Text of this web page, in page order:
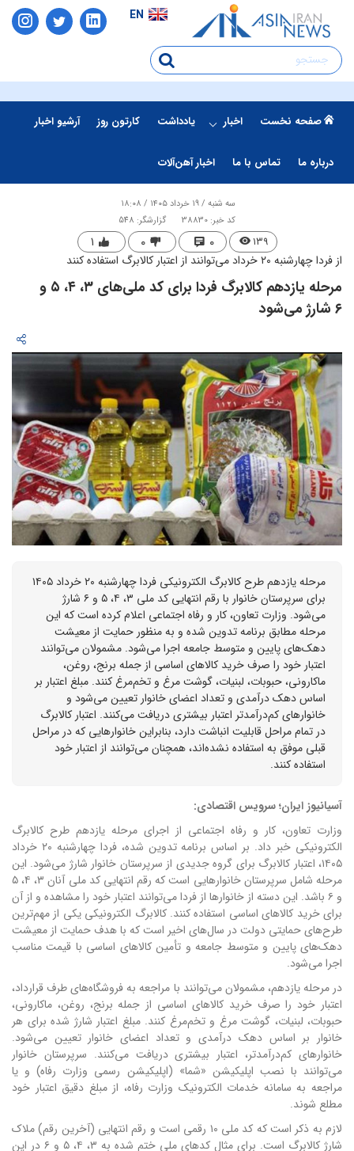
EN
صفحه نخست اخبار یادداشت کارتون روز آرشیو اخبار
درباره ما تماس با ما اخبار آهن‌آلات
سه شنبه / ۱۹ خرداد ۱۴۰۵ / ۱۸:۰۸
کد خبر: 38830
گزارشگر: 548
۱۳۹ ۰ ۰ ۱
از فردا چهارشنبه ۲۰ خرداد می‌توانند از اعتبار کالابرگ استفاده کنند
​مرحله یازدهم کالابرگ فردا برای کد ملی‌های ۳، ۴، ۵ و
۶ شارژ می‌شود
مرحله یازدهم طرح کالابرگ الکترونیکی فردا چهارشنبه ۲۰ خرداد ۱۴۰۵
برای سرپرستان خانوار با رقم انتهایی کد ملی ۳، ۴، ۵ و ۶ شارژ
می‌شود. وزارت تعاون، کار و رفاه اجتماعی اعلام کرده است که این
مرحله مطابق برنامه تدوین شده و به منظور حمایت از معیشت
دهک‌های پایین و متوسط جامعه اجرا می‌شود. مشمولان می‌توانند
اعتبار خود را صرف خرید کالاهای اساسی از جمله برنج، روغن،
ماکارونی، حبوبات، لبنیات، گوشت مرغ و تخم‌مرغ کنند. مبلغ اعتبار بر
اساس دهک درآمدی و تعداد اعضای خانوار تعیین می‌شود و
خانوارهای کم‌درآمدتر اعتبار بیشتری دریافت می‌کنند. اعتبار کالابرگ
در تمام مراحل قابلیت انباشت دارد، بنابراین خانوارهایی که در مراحل
قبلی موفق به استفاده نشده‌اند، همچنان می‌توانند از اعتبار خود
استفاده کنند.
آسیانیوز ایران؛ سرویس اقتصادی:
وزارت تعاون، کار و رفاه اجتماعی از اجرای مرحله یازدهم طرح کالابرگ
الکترونیکی خبر داد. بر اساس برنامه تدوین شده، فردا چهارشنبه ۲۰ خرداد
۱۴۰۵، اعتبار کالابرگ برای گروه جدیدی از سرپرستان خانوار شارژ می‌شود.
این
مرحله شامل سرپرستان خانوارهایی است که رقم انتهایی کد ملی آنان ۳، ۴، ۵
و ۶ باشد. این دسته از خانوارها از فردا می‌توانند اعتبار خود را مشاهده و از آن
برای خرید کالاهای اساسی استفاده کنند.کالابرگ الکترونیکی یکی از مهم‌ترین
طرح‌های حمایتی دولت در سال‌های اخیر است که با هدف حمایت از معیشت
دهک‌های پایین و متوسط جامعه و تأمین کالاهای اساسی با قیمت مناسب
اجرا می‌شود.
در مرحله یازدهم، مشمولان می‌توانند با مراجعه به فروشگاه‌های طرف قرارداد،
اعتبار خود را صرف خرید کالاهای اساسی از جمله برنج، روغن، ماکارونی،
حبوبات، لبنیات، گوشت مرغ و تخم‌مرغ کنند.مبلغ اعتبار شارژ شده برای هر
خانوار بر اساس دهک درآمدی و تعداد اعضای خانوار تعیین می‌شود.
خانوارهای کم‌درآمدتر، اعتبار بیشتری دریافت می‌کنند. سرپرستان خانوار
می‌توانند با نصب اپلیکیشن «شما» (اپلیکیشن رسمی وزارت رفاه) و یا
مراجعه به سامانه خدمات الکترونیک وزارت رفاه، از مبلغ دقیق اعتبار خود
مطلع شوند.
لازم به ذکر است که کد ملی ۱۰ رقمی است و رقم انتهایی (آخرین رقم) ملاک
شارژ کالابرگ است. برای مثال کدهای ملی ختم شده به ۳، ۴، ۵ و ۶ در این